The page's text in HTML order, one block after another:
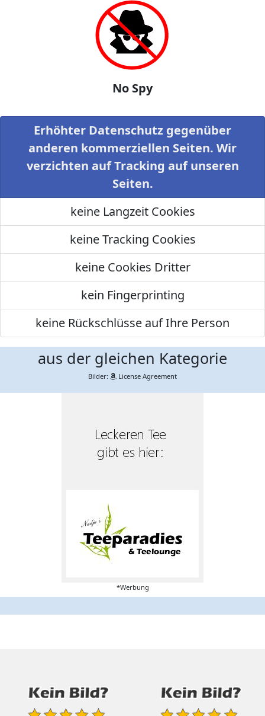
No Spy
Erhöhter Datenschutz gegenüber
anderen kommerziellen Seiten. Wir
verzichten auf Tracking auf unseren
Seiten.
keine Langzeit Cookies
keine Tracking Cookies
keine Cookies Dritter
kein Fingerprinting
keine Rückschlüsse auf Ihre Person
aus der gleichen Kategorie
Bilder: License Agreement
*Werbung